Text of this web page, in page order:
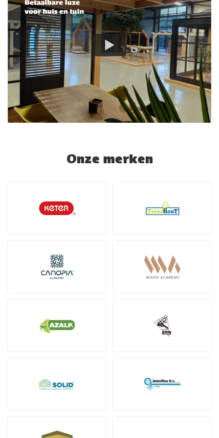
Onze merken